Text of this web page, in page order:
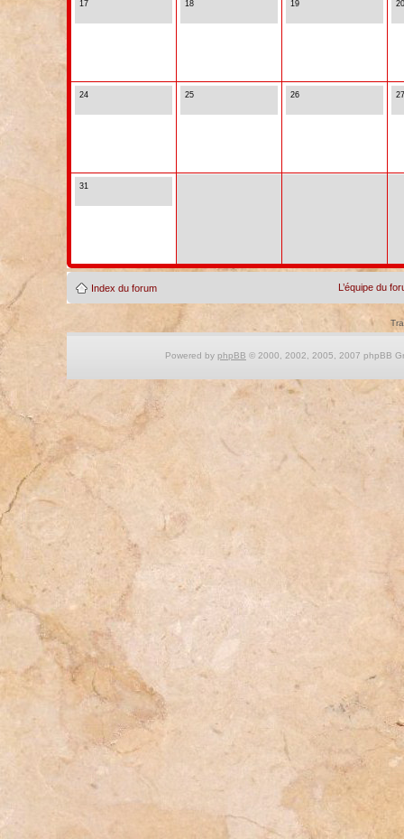
17 18 19 20
24 25 26 27
31
Index du forum L’équipe du
Powered by phpBB © 2000, 2002, 2005, 2007 phpBB